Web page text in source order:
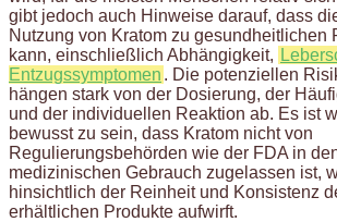
gibt jedoch auch Hinweise darauf, dass
Nutzung von Kratom zu gesundheitlichen
kann, einschließlich Abhängigkeit,
Entzugssymptomen . Die potenziellen
hängen stark von der Dosierung, der
und der individuellen Reaktion ab. Es ist
bewusst zu sein, dass Kratom nicht von
Regulierungsbehörden wie der FDA in
medizinischen Gebrauch zugelassen ist,
hinsichtlich der Reinheit und Konsistenz
erhältlichen Produkte aufwirft.